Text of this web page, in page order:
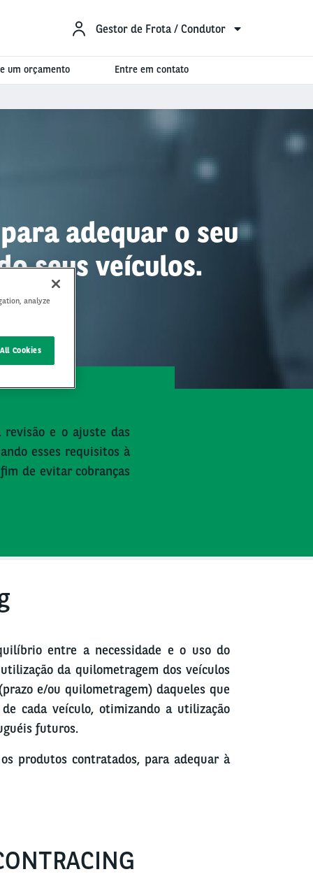
Gestor de Frota / Condutor
um orçamento Entre em contato
adequar o seu
seus veículos.
e o ajuste das
esses requisitos à
de evitar cobranças
entre a necessidade e o uso do
da quilometragem dos veículos
e/ou quilometragem) daqueles que
cada veículo, otimizando a utilização
futuros.
produtos contratados, para adequar à
analyze
Cookies